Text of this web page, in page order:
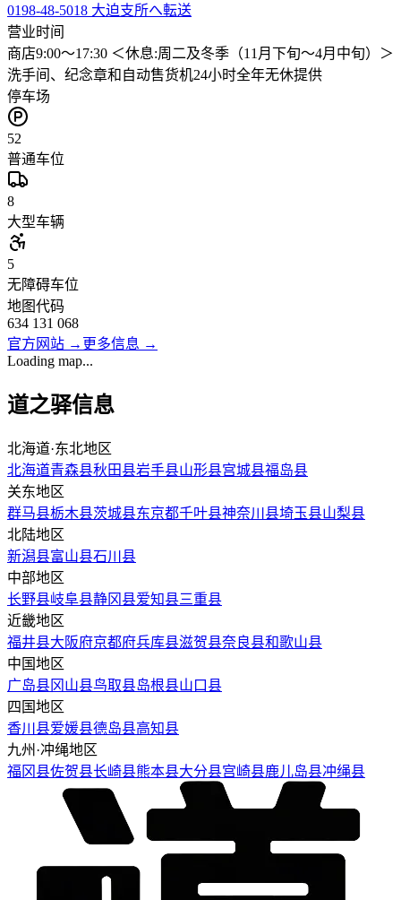
0198-48-5018 大迫支所へ転送
营业时间
商店9:00～17:30 ＜休息:周二及冬季（11月下旬～4月中旬）＞
洗手间、纪念章和自动售货机24小时全年无休提供
停车场
52
普通车位
8
大型车辆
5
无障碍车位
地图代码
634 131 068
官方网站 → 更多信息 →
Loading map...
道之驿信息
北海道·东北地区
北海道青森县秋田县岩手县山形县宫城县福岛县
关东地区
群马县栃木县茨城县东京都千叶县神奈川县埼玉县山梨县
北陆地区
新潟县富山县石川县
中部地区
长野县岐阜县静冈县爱知县三重县
近畿地区
福井县大阪府京都府兵库县滋贺县奈良县和歌山县
中国地区
广岛县冈山县鸟取县岛根县山口县
四国地区
香川县爱媛县德岛县高知县
九州·冲绳地区
福冈县佐贺县长崎县熊本县大分县宫崎县鹿儿岛县冲绳县